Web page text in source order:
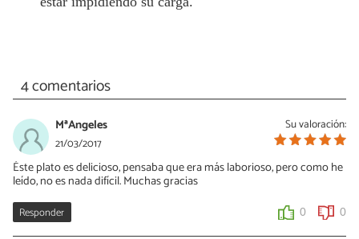
4 comentarios
Su valoración:
MªAngeles
21/03/2017
Éste plato es delicioso, pensaba que era más laborioso, pero como he
leído, no es nada difícil. Muchas gracias
Responder 0 0